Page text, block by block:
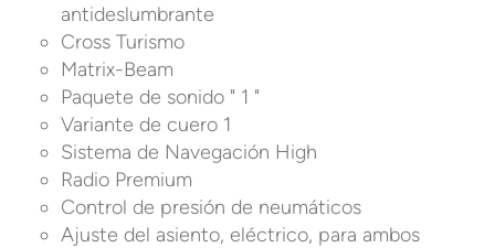
antideslumbrante
Cross Turismo
Matrix-Beam
Paquete de sonido " 1 "
Variante de cuero 1
Sistema de Navegación High
Radio Premium
Control de presión de neumáticos
Ajuste del asiento, eléctrico, para ambos